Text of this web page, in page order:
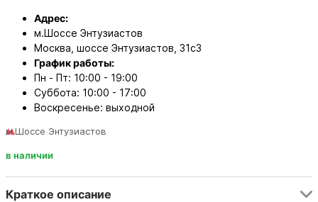
Адрес:
м.Шоссе Энтузиастов
Москва, шоссе Энтузиастов, 31с3
График работы:
Пн - Пт: 10:00 - 19:00
Суббота: 10:00 - 17:00
Воскресенье: выходной
м.Шоссе Энтузиастов
в наличии
Краткое описание